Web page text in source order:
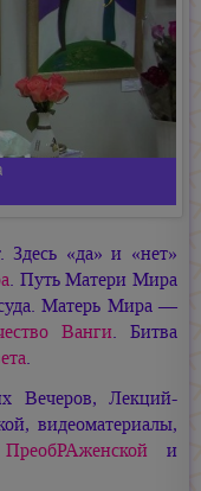
Здесь «да» и «нет»
. Путь Матери Мира
Матерь Мира —
Ванги. Битва
.
Вечеров, Лекций-
видеоматериалы,
и